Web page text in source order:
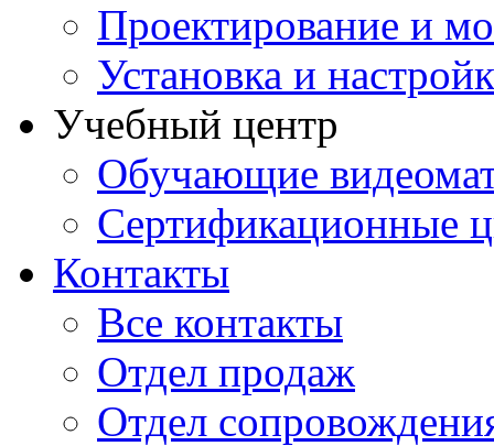
Проектирование и
Установка и
Учебный центр
Обучающие
Сертификационные
Контакты
Все контакты
Отдел продаж
Отдел